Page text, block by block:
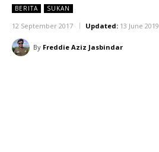
BERITA SUKAN
12 September 2017 Updated: 13 June 2019
By Freddie Aziz Jasbindar